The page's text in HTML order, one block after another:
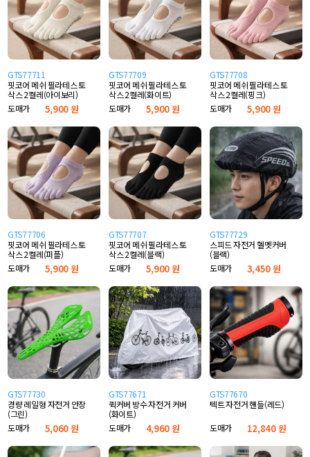
GTS77711
핏코어 메쉬 필라테스 토
삭스 2켤레(아이보리)
도매가
5,900 원
GTS77709
핏코어 메쉬 필라테스 토
삭스 2켤레(화이트)
도매가
5,900 원
GTS77708
핏코어 메쉬 필라테스 토
삭스 2켤레(핑크)
도매가
5,900 원
GTS77706
핏코어 메쉬 필라테스 토
삭스 2켤레(퍼플)
도매가
5,900 원
GTS77707
핏코어 메쉬 필라테스 토
삭스 2켤레(블랙)
도매가
5,900 원
GTS77729
스피드 자전거 헬멧커버
(블랙)
도매가
3,450 원
GTS77730
경량 레일형 자전거 안장
(그린)
도매가
5,060 원
GTS77671
퀵커버 방수 자전거 커버
(화이트)
도매가
4,960 원
GTS77670
텍트 자전거 핸들(레드)
도매가
12,840 원